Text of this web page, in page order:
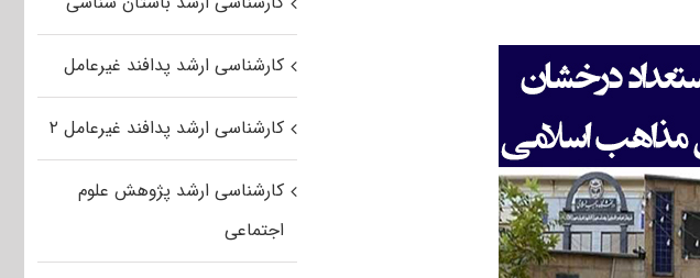
کارشناسی ارشد پدافند غیرعامل
کارشناسی ارشد پدافند غیرعامل ۲
کارشناسی ارشد پژوهش علوم
اجتماعی